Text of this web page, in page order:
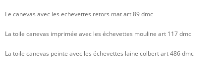
Le canevas avec les echevettes retors mat art 89 dmc
La toile canevas imprimée avec les échevettes mouline art 117 dmc
La toile canevas peinte avec les échevettes laine colbert art 486 dmc